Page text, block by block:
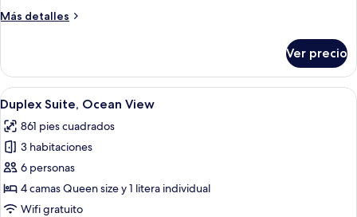
cocina,
océano
Más detalles
Más
2
habitaciones,
cocina,
vista
al
océano
Ver precio
Abrir
todas
las
fotos
de
Duplex
Suite,
Una cama bien hecha con ropa
12
Duplex Suite, Ocean View
861 pies cuadrados
3 habitaciones
6 personas
4 camas Queen size y 1 litera individual
Wifi gratuito